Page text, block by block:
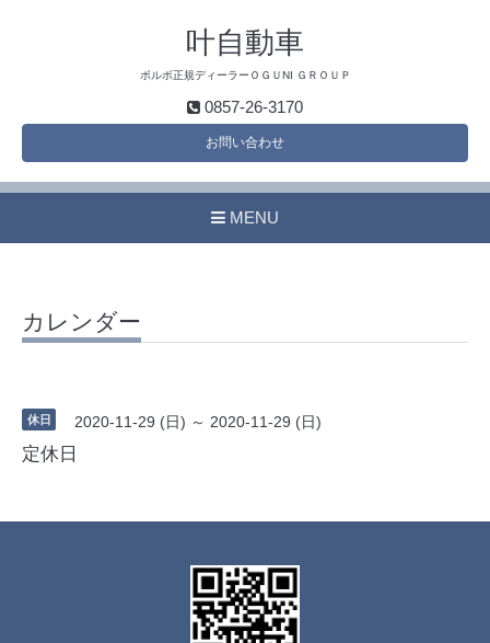
叶自動車
ボルボ正規ディーラーＯＧＵNI ＧＲＯＵＰ
0857-26-3170
お問い合わせ
MENU
カレンダー
休日 2020-11-29 (日) ～ 2020-11-29 (日)
定休日